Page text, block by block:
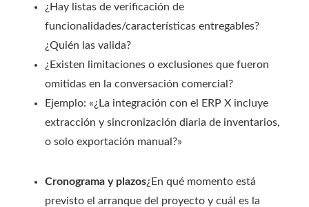
¿Hay listas de verificación de
funcionalidades/características entregables?
¿Quién las valida?
¿Existen limitaciones o exclusiones que fueron
omitidas en la conversación comercial?
Ejemplo: «¿La integración con el ERP X incluye
extracción y sincronización diaria de inventarios,
o solo exportación manual?»
Cronograma y plazos¿En qué momento está
previsto el arranque del proyecto y cuál es la